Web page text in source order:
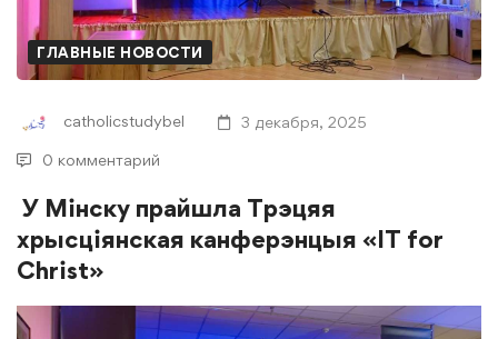
ГЛАВНЫЕ НОВОСТИ
catholicstudybel 3 декабря, 2025
0 комментарий
У Мінску прайшла Трэцяя
хрысціянская канферэнцыя «IT for
Christ»